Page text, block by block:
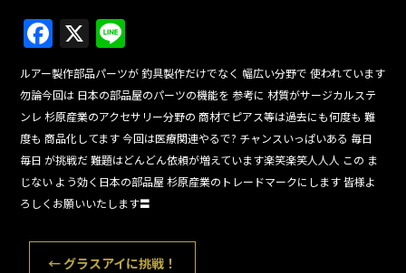
F
a
c
e
b
o
o
k
X
n
e
ルアー製作部品パーツが 釣具製作だけでなく 幅広い分野で 使われています
勿論今回は 日本の部品屋のパーツの機能を 参考に 材質がサージカルステ
ンレ 杉原産業のアクセサリー分野の 商材でピアス等は過去にも何度も 難
度も 商品化してます 今回は医療関連やるで? チャンスいっぱいある 毎日
毎日 が挑戦だ 難題はどんどん依頼が増えています楽笑楽笑人人人 この ま
じない よう効く日本の部品屋 杉原産業のトレードマークにします 皆様よ
ろしくお願いいたします〓
←グラスアイに挑戦！